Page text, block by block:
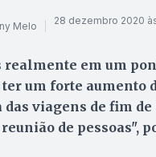
Melo 28 dezembro 2020
realmente em um
ter um forte aumento
das viagens de fim de
de pessoas",